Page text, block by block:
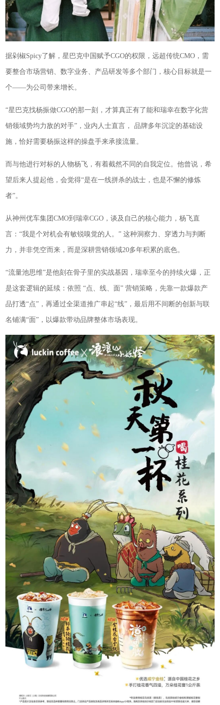
据剁椒Spicy了解，星巴克中国赋予CGO的权限，远超传统CMO，需
要整合市场营销、数字业务、产品研发等多个部门，核心目标就是一
个——为公司带来增长。
“星巴克找杨振做CGO的那一刻，才算真正有了能和瑞幸在数字化营
销领域势均力敌的对手”，业内人士直言， 品牌多年沉淀的基础设
施，恰好需要杨振这样的操盘手来承接流量。
而与他进行对标的人物杨飞，有着截然不同的自我定位。他曾说，希
望后来人提起他，会觉得“是在一线拼杀的战士，也是不懈的修炼
者”。
从神州优车集团CMO到瑞幸CGO，谈及自己的核心能力，杨飞直
言：“我是个对机会有敏锐嗅觉的人。” 这种洞察力、穿透力与判断
力，并非凭空而来，而是深耕营销领域20多年积累的底色。
“流量池思维”是他刻在骨子里的实战基因，瑞幸至今的持续火爆，正
是这套逻辑的延续：依照 “点、线、面” 营销策略，先靠一款爆款产
品打透“点”，再通过全渠道推广串起“线”，最后用不间断的创新与联
名铺满“面”，以爆款带动品牌整体市场表现。